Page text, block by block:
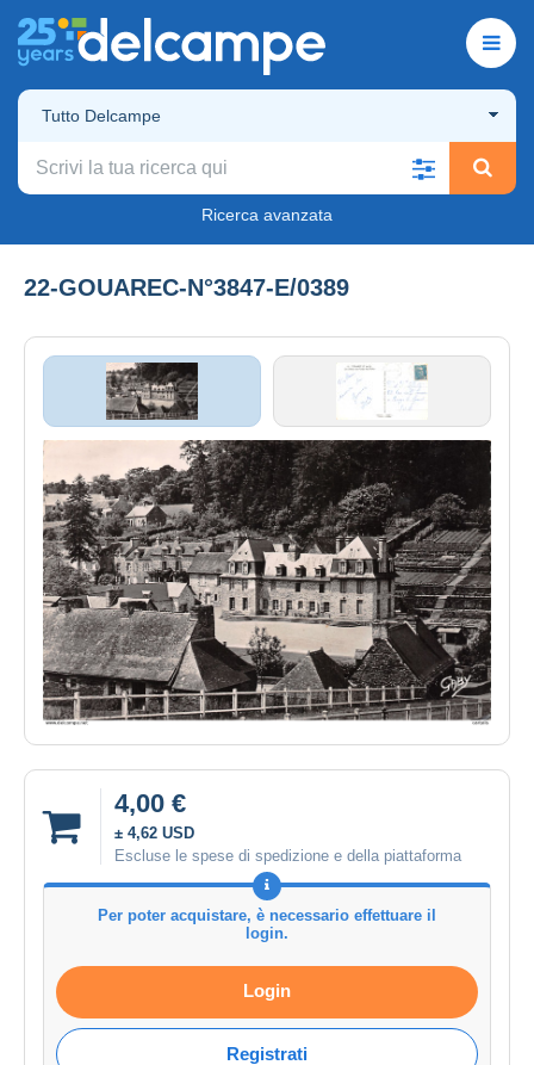
Tutto Delcampe
Ricerca avanzata
22-GOUAREC-N°3847-E/0389
4,00 €
± 4,62 USD
Escluse le spese di spedizione e della piattaforma
Per poter acquistare, è necessario effettuare il
login.
Login
Registrati